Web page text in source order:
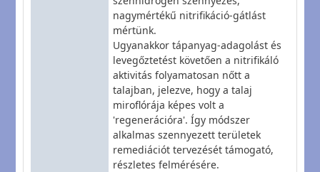
nagymértékű nitrifikáció-gátlást
mértünk.
Ugyanakkor tápanyag-adagolást és
levegőztetést követően a nitrifikáló
aktivitás folyamatosan nőtt a
talajban, jelezve, hogy a talaj
miroflórája képes volt a
'regenerációra'. Így módszer
alkalmas szennyezett területek
remediációt tervezését támogató,
részletes felmérésére.